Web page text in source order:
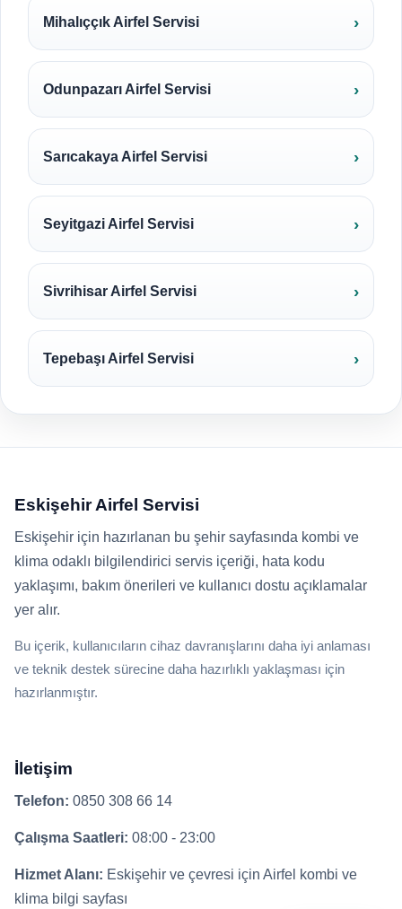
Mihalıççık Airfel Servisi
Odunpazarı Airfel Servisi
Sarıcakaya Airfel Servisi
Seyitgazi Airfel Servisi
Sivrihisar Airfel Servisi
Tepebaşı Airfel Servisi
Eskişehir Airfel Servisi
Eskişehir için hazırlanan bu şehir sayfasında kombi ve
klima odaklı bilgilendirici servis içeriği, hata kodu
yaklaşımı, bakım önerileri ve kullanıcı dostu açıklamalar
yer alır.
Bu içerik, kullanıcıların cihaz davranışlarını daha iyi anlaması
ve teknik destek sürecine daha hazırlıklı yaklaşması için
hazırlanmıştır.
İletişim
Telefon: 0850 308 66 14
Çalışma Saatleri: 08:00 - 23:00
Hizmet Alanı: Eskişehir ve çevresi için Airfel kombi ve
klima bilgi sayfası